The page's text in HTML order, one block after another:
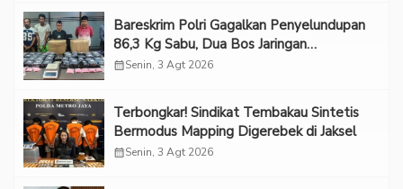
Bareskrim Polri Gagalkan Penyelundupan
86,3 Kg Sabu, Dua Bos Jaringan
Internasional Diburu
calendar_monthSenin, 3 Agt 2026
Terbongkar! Sindikat Tembakau Sintetis
Bermodus Mapping Digerebek di Jaksel
calendar_monthSenin, 3 Agt 2026